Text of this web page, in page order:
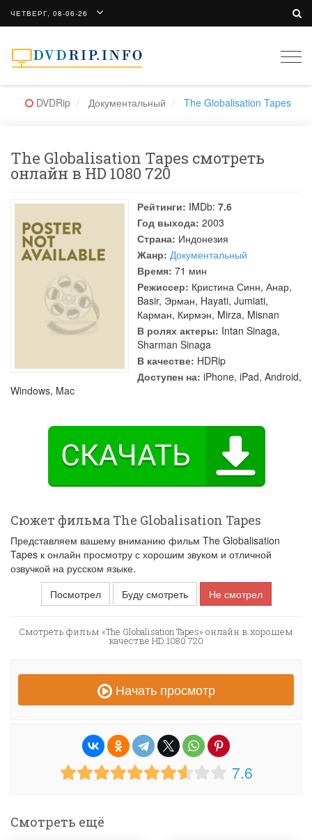
ЧЕТВЕРГ, 08-06-26
DVDRip Документальный The Globalisation Tapes
The Globalisation Tapes смотреть
онлайн в HD 1080 720
Рейтинги: IMDb: 7.6
Год выхода: 2003
Страна: Индонезия
Жанр: Документальный
Время: 71 мин
Режиссер: Кристина Синн, Анар,
Basir, Эрман, Hayati, Jumiati,
Карман, Кирмэн, Mirza, Misnan
В ролях актеры: Intan Sinaga,
Sharman Sinaga
В качестве: HDRip
Доступен на: iPhone, iPad, Android,
Windows, Mac
Сюжет фильма The Globalisation Tapes
Представляем вашему вниманию фильм The Globalisation
Tapes к онлайн просмотру с хорошим звуком и отличной
озвучкой на русском языке.
Посмотрел
Буду смотреть Не смотрел
Смотреть фильм «The Globalisation Tapes» онлайн в хорошем
качестве HD 1080 720
Начать просмотр
7.6
Смотреть ещё